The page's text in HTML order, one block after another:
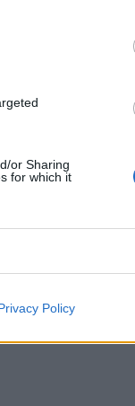
or Sharing
for which it
Policy